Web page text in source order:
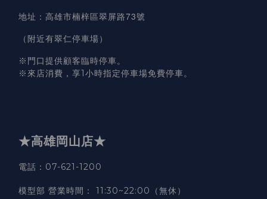
地址 ： 高雄市楠梓區翠屏路73號
（附近有翠仁停車場）
※門口提供顧客臨時停車。
※來店消費，享1小時指定停車場免費停車。
★高雄岡山店★
電話：07-621-1200
模型部 營業時間 ： 11:30~22:00（無休）